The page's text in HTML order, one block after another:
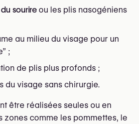
sourire ou les plis nasogéniens
au milieu du visage pour un
;
de plis plus profonds ;
du visage sans chirurgie.
être réalisées seules ou en
zones comme les pommettes, le